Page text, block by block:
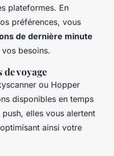
plateformes. En
préférences, vous
de dernière minute
besoins.
voyage
ou Hopper
disponibles en temps
elles vous alertent
ainsi votre